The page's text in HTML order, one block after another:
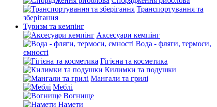
Транспортування та
зберігання
Туризм та кемпінг
Аксесуари кемпінг
Вода - фляги, термоси,
ємності
Гігієна та косметика
Килимки та подушки
Мангали та грилі
Меблі
Вогнище
Намети